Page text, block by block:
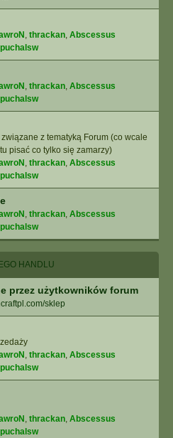
, thrackan, Abscessus
puchalsw
, thrackan, Abscessus
puchalsw
z tematyką Forum (co wcale
pisać co tylko się zamarzy)
, thrackan, Abscessus
puchalsw
, thrackan, Abscessus
puchalsw
HANDLU
przez użytkowników forum
sklep
, thrackan, Abscessus
puchalsw
, thrackan, Abscessus
puchalsw